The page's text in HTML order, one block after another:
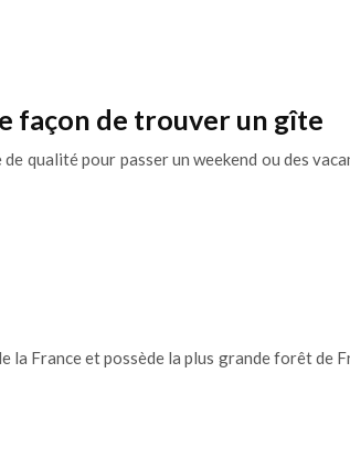
façon de trouver un gîte
qualité pour passer un weekend ou des
la France et possède la plus grande forêt